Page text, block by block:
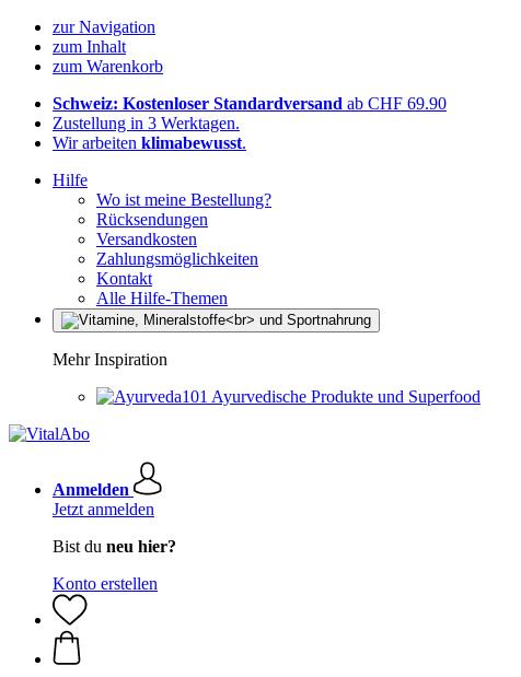
zur Navigation
zum Inhalt
zum Warenkorb
Schweiz: Kostenloser Standardversand ab CHF 69.90
Zustellung in 3 Werktagen.
Wir arbeiten klimabewusst.
Hilfe
Wo ist meine Bestellung?
Rücksendungen
Versandkosten
Zahlungsmöglichkeiten
Kontakt
Alle Hilfe-Themen
Mehr Inspiration
Ayurvedische Produkte und Superfood
Anmelden
Jetzt anmelden
Bist du neu hier?
Konto erstellen